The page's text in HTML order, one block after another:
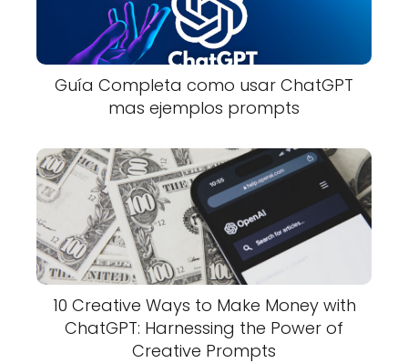
Guía Completa como usar ChatGPT
mas ejemplos prompts
10 Creative Ways to Make Money with
ChatGPT: Harnessing the Power of
Creative Prompts